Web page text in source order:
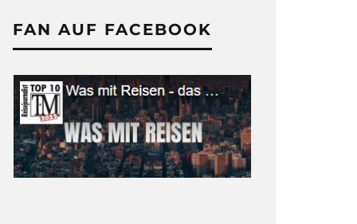
FAN AUF FACEBOOK